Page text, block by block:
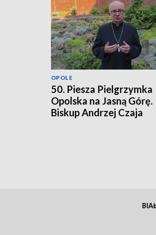
OPOLE
50. Piesza Pielgrzymka
Opolska na Jasną Górę.
Biskup Andrzej Czaja